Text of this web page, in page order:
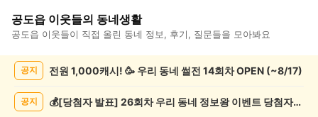
공도읍 이웃들의 동네생활
공도읍 이웃들이 직접 올린 동네 정보, 후기, 질문들을 모아봐요
공지 전원 1,000캐시! 🥳 우리 동네 썰전 14회차 OPEN (~8/17)
공지 💰[당첨자 발표] 26회차 우리 동네 정보왕 이벤트 당첨자를 발표합니다!